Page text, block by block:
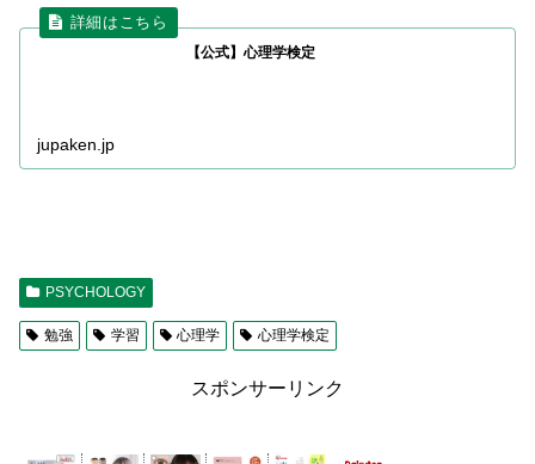
【公式】心理学検定
jupaken.jp
PSYCHOLOGY
勉強 学習 心理学 心理学検定
スポンサーリンク